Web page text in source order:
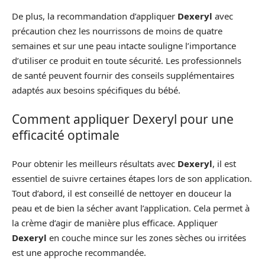
De plus, la recommandation d’appliquer Dexeryl avec
précaution chez les nourrissons de moins de quatre
semaines et sur une peau intacte souligne l’importance
d’utiliser ce produit en toute sécurité. Les professionnels
de santé peuvent fournir des conseils supplémentaires
adaptés aux besoins spécifiques du bébé.
Comment appliquer Dexeryl pour une
efficacité optimale
Pour obtenir les meilleurs résultats avec Dexeryl, il est
essentiel de suivre certaines étapes lors de son application.
Tout d’abord, il est conseillé de nettoyer en douceur la
peau et de bien la sécher avant l’application. Cela permet à
la crème d’agir de manière plus efficace. Appliquer
Dexeryl en couche mince sur les zones sèches ou irritées
est une approche recommandée.